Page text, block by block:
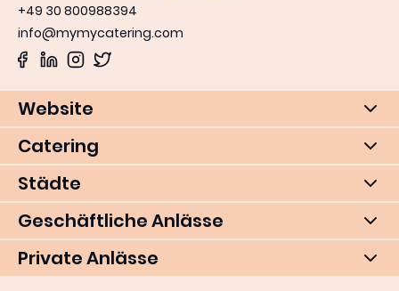
+49 30 800988394
info@mymycatering.com
Website
Catering
Städte
Geschäftliche Anlässe
Private Anlässe